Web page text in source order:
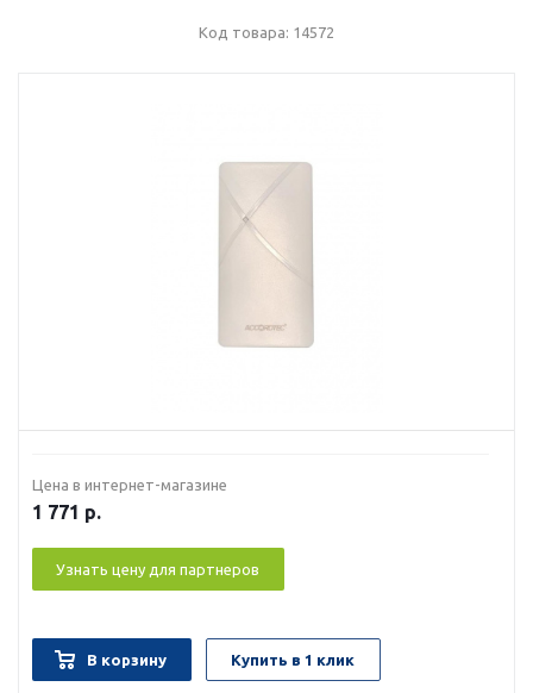
Код товара: 14572
Цена в интернет-магазине
1 771 р.
Узнать цену для партнеров
В корзину Купить в 1 клик